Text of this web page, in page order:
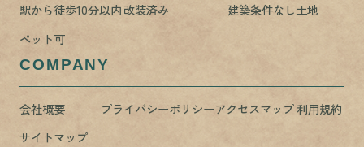
駅から徒歩10分以内改装済み
建築条件なし土地
ペット可
COMPANY
会社概要 プライバシーポリシーアクセスマップ利用規約
サイトマップ